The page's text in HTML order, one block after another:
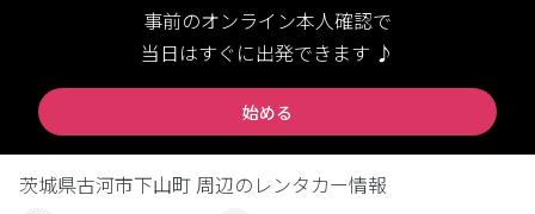
事前のオンライン本人確認で
当日はすぐに出発できます ♪
始める
茨城県古河市下山町 周辺のレンタカー情報